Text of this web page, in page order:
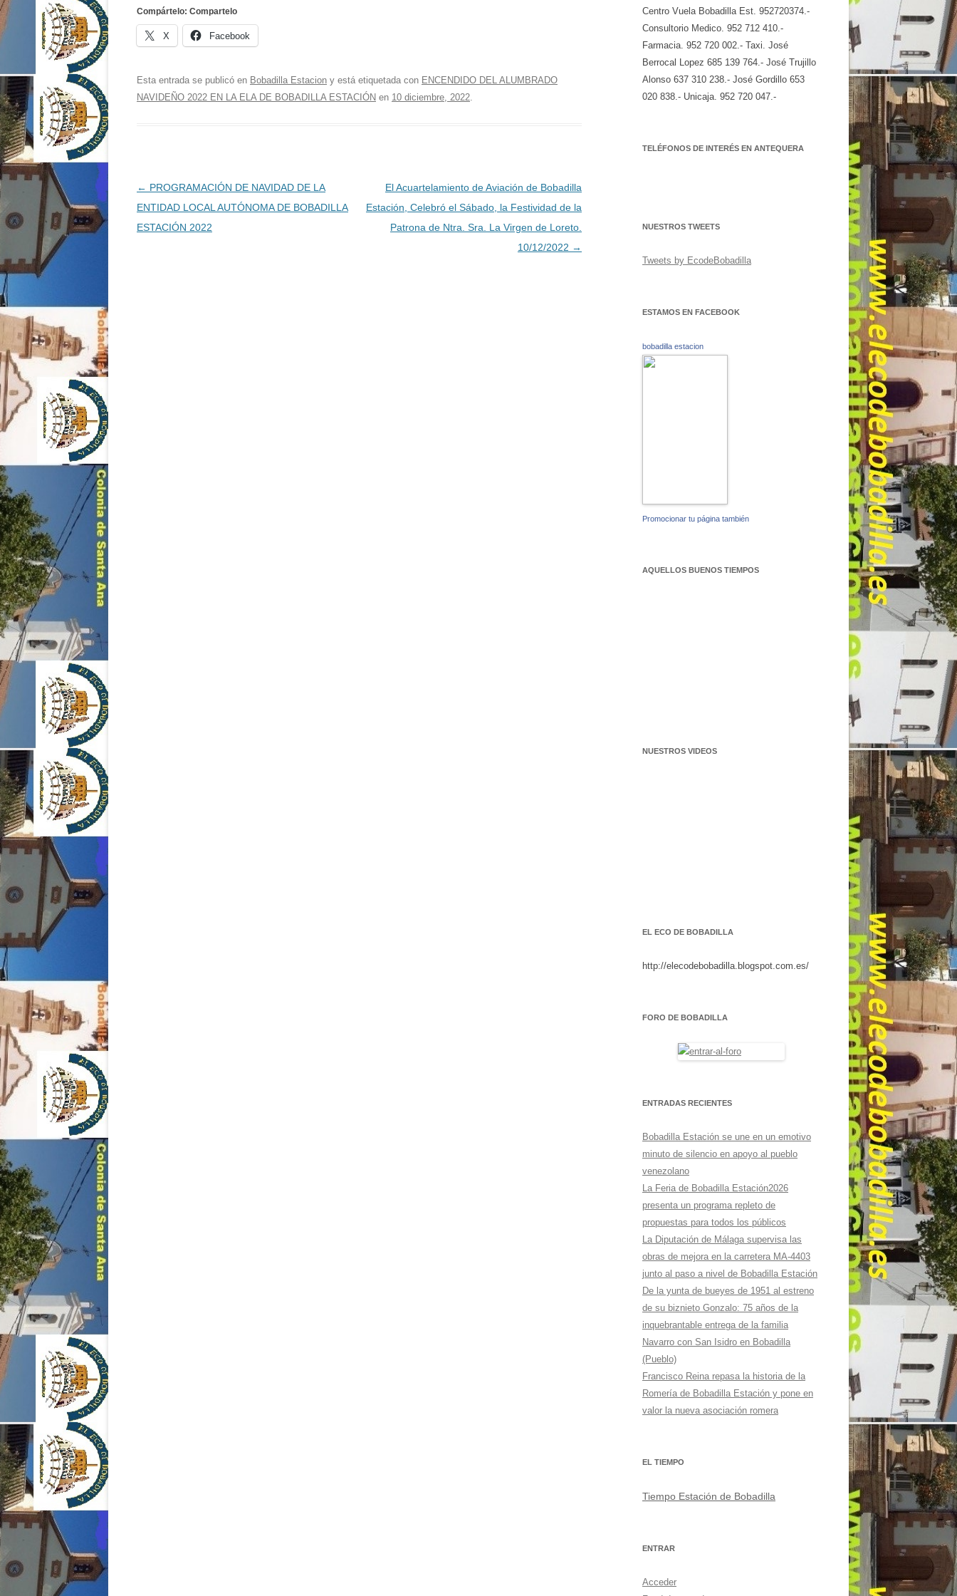
Compártelo: Compartelo
X Facebook
Esta entrada se publicó en Bobadilla Estacion y está etiquetada con ENCENDIDO DEL ALUMBRADO
NAVIDEÑO 2022 EN LA ELA DE BOBADILLA ESTACIÓN en 10 diciembre, 2022
Navegación
de
entradas
← PROGRAMACIÓN DE NAVIDAD DE LA
ENTIDAD LOCAL AUTÓNOMA DE BOBADILLA
ESTACIÓN 2022
El Acuartelamiento de Aviación de Bobadilla
Estación, Celebró el Sábado, la Festividad de la
Patrona de Ntra. Sra. La Virgen de Loreto.
10/12/2022 →
Centro Vuela Bobadilla Est. 952720374.-
Consultorio Medico. 952 712 410.-
Farmacia. 952 720 002.- Taxi. José
Berrocal Lopez 685 139 764.- José Trujillo
Alonso 637 310 238.- José Gordillo 653
020 838.- Unicaja. 952 720 047.-
TELÉFONOS DE INTERÉS EN ANTEQUERA
NUESTROS TWEETS
Tweets by EcodeBobadilla
ESTAMOS EN FACEBOOK
bobadilla estacion
Promocionar tu página también
AQUELLOS BUENOS TIEMPOS
NUESTROS VIDEOS
EL ECO DE BOBADILLA
http://elecodebobadilla.blogspot.com.es/
FORO DE BOBADILLA
ENTRADAS RECIENTES
Bobadilla Estación se une en un emotivo
minuto de silencio en apoyo al pueblo
venezolano
La Feria de Bobadilla Estación2026
presenta un programa repleto de
propuestas para todos los públicos
La Diputación de Málaga supervisa las
obras de mejora en la carretera MA-4403
junto al paso a nivel de Bobadilla Estación
De la yunta de bueyes de 1951 al estreno
de su biznieto Gonzalo: 75 años de la
inquebrantable entrega de la familia
Navarro con San Isidro en Bobadilla
(Pueblo)
Francisco Reina repasa la historia de la
Romería de Bobadilla Estación y pone en
valor la nueva asociación romera
EL TIEMPO
Tiempo Estación de Bobadilla
ENTRAR
Acceder